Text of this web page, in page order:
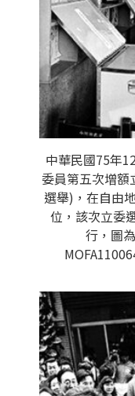
中華民國75年
委員第五次增
選舉)，在自由
位，該次立委
行，圖